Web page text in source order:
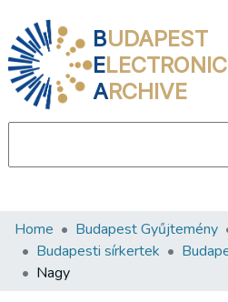
BUDAPEST
ELECTRONIC
ARCHIVE
Communities & Collections
All of DSpace
Home Budapest Gyűjtemény
Budapesti sírkertek
Nagy